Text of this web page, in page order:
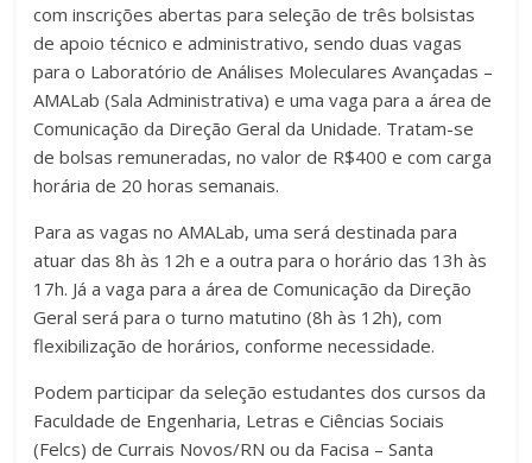
com inscrições abertas para seleção de três bolsistas
de apoio técnico e administrativo, sendo duas vagas
para o Laboratório de Análises Moleculares Avançadas –
AMALab (Sala Administrativa) e uma vaga para a área de
Comunicação da Direção Geral da Unidade. Tratam-se
de bolsas remuneradas, no valor de R$400 e com carga
horária de 20 horas semanais.
Para as vagas no AMALab, uma será destinada para
atuar das 8h às 12h e a outra para o horário das 13h às
17h. Já a vaga para a área de Comunicação da Direção
Geral será para o turno matutino (8h às 12h), com
flexibilização de horários, conforme necessidade.
Podem participar da seleção estudantes dos cursos da
Faculdade de Engenharia, Letras e Ciências Sociais
(Felcs) de Currais Novos/RN ou da Facisa – Santa